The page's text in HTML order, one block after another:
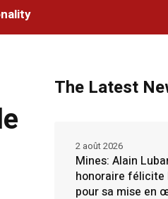
The Latest
Mines: Alain
honoraire félicite
pour sa mise en
2 août 2026